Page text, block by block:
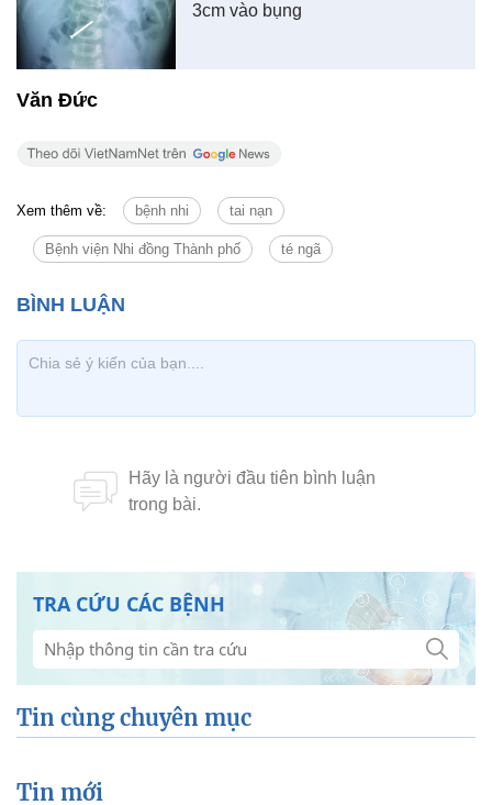
3cm vào bụng
Văn Đức
Xem thêm về: bệnh nhi tai nạn
Bệnh viện Nhi đồng Thành phố té ngã
TRA CỨU CÁC BỆNH
Tin cùng chuyên mục
Tin mới